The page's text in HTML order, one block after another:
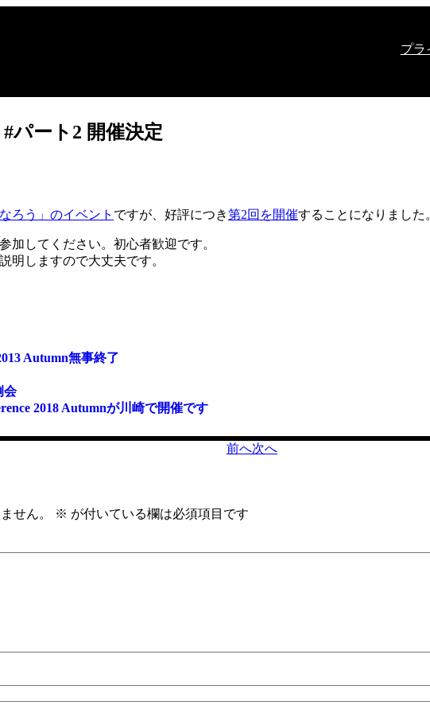
プラ
パート2 開催決定
ろう」のイベント ですが、好評につき第2回を開催することになりました
加してください。初心者歓迎です。
明しますので大丈夫です。
Autumn無事終了
会
2018 Autumnが川崎で開催です
前へ次へ
せん。 ※ が付いている欄は必須項目です